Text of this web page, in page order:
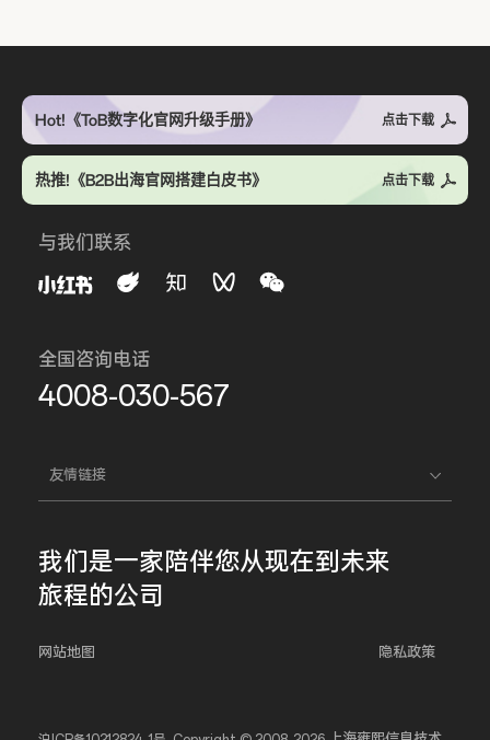
Hot!《ToB数字化官网升级手册》 点击下载
热推!《B2B出海官网搭建白皮书》 点击下载
与我们联系
全国咨询电话
4008-030-567
友情链接
我们是一家陪伴您从现在到未来
旅程的公司
网站地图 隐私政策